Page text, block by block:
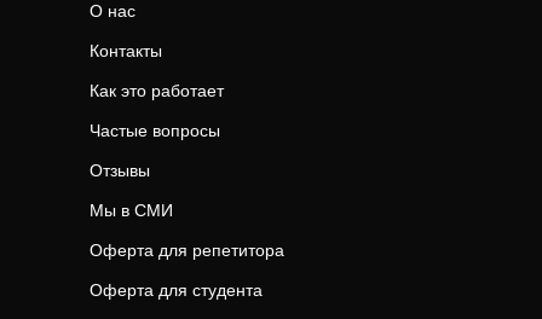
О нас
Контакты
Как это работает
Частые вопросы
Отзывы
Мы в СМИ
Оферта для репетитора
Оферта для студента